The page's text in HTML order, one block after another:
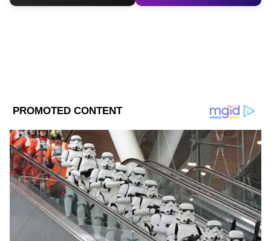
দেওয়ার জন্য চিহ্নিত করা হয়েছে। আমরা
'প্রধানমন্ত্রী সূর্য ঘর' প্রকল্পও গ্রহণ করেছি, যার ফলে
স্বল্প আয়ের পরিবারগুলোর মাসিক বিদ্যুতের খরচ
আর থাকবে না।"
DOWNLOAD APP
RECOMMENDED STORIES